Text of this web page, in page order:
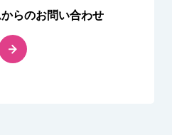
らのお問い合わせ